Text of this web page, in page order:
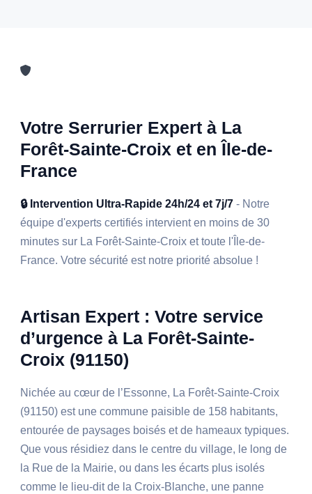
Votre Serrurier Expert à La
Forêt-Sainte-Croix et en Île-de-
France
🔒 Intervention Ultra-Rapide 24h/24 et 7j/7 - Notre
équipe d'experts certifiés intervient en moins de 30
minutes sur La Forêt-Sainte-Croix et toute l'Île-de-
France. Votre sécurité est notre priorité absolue !
Artisan Expert : Votre service
d’urgence à La Forêt-Sainte-
Croix (91150)
Nichée au cœur de l’Essonne, La Forêt-Sainte-Croix
(91150) est une commune paisible de 158 habitants,
entourée de paysages boisés et de hameaux typiques.
Que vous résidiez dans le centre du village, le long de
la Rue de la Mairie, ou dans les écarts plus isolés
comme le lieu-dit de la Croix-Blanche, une panne